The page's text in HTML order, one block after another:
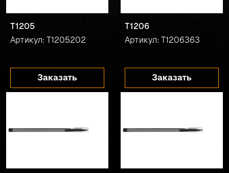
T1205
Артикул: T1205202
Заказать
T1206
Артикул: T1206363
Заказать